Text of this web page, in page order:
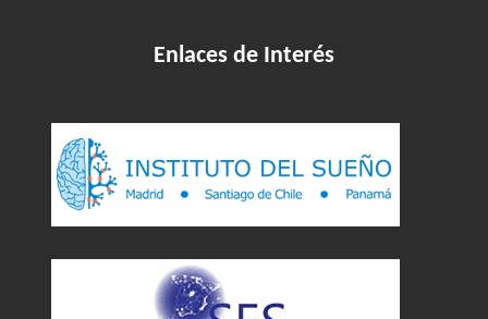
Enlaces de Interés